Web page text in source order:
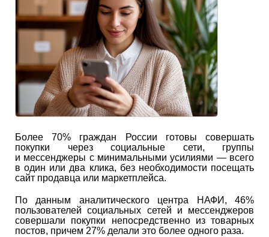
Более 70% граждан России готовы совершать
покупки через социальные сети, группы
и мессенджеры с минимальными усилиями — всего
в один или два клика, без необходимости посещать
сайт продавца или маркетплейса.
По данным аналитического центра НАФИ, 46%
пользователей социальных сетей и мессенджеров
совершали покупки непосредственно из товарных
постов, причем 27% делали это более одного раза.